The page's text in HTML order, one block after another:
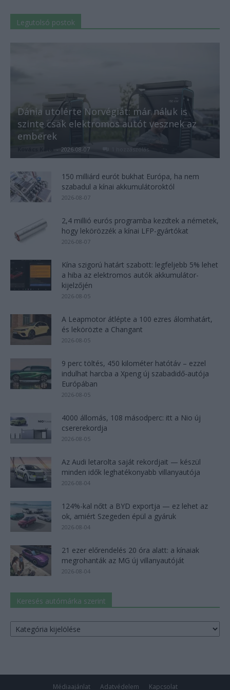
Legutolsó postok
Dánia utolérte Norvégiát: már náluk is
szinte csak elektromos autót vesznek az
emberek
- 2026-08-07 1 hozzászólás
150 milliárd eurót bukhat Európa, ha nem
szabadul a kínai akkumulátoroktól
2026-08-07
2,4 millió eurós programba kezdtek a németek,
hogy lekörözzék a kínai LFP-gyártókat
2026-08-07
Kína szigorú határt szabott: legfeljebb 5% lehet
a hiba az elektromos autók akkumulátor-
kijelzőjén
2026-08-05
A Leapmotor átlépte a 100 ezres álomhatárt,
és lekörözte a Changant
2026-08-05
9 perc töltés, 450 kilométer hatótáv – ezzel
indulhat harcba a Xpeng új szabadidő-autója
Európában
2026-08-05
4000 állomás, 108 másodperc: itt a Nio új
csererekordja
2026-08-05
Az Audi letarolta saját rekordjait — készül
minden idők leghatékonyabb villanyautója
2026-08-04
124%-kal nőtt a BYD exportja — ez lehet az
ok, amiért Szegeden épül a gyáruk
2026-08-04
21 ezer előrendelés 20 óra alatt: a kínaiak
megrohanták az MG új villanyautóját
2026-08-04
Keresés autómárka szerint
Keresés
autómárka
Médiaajánlat Adatvédelem Kapcsolat